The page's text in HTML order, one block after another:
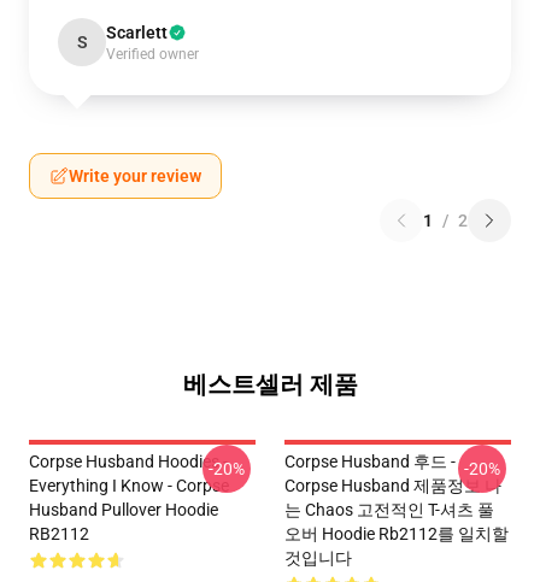
S Scarlett
Verified owner
Write your review
1 / 2
베스트셀러 제품
Corpse Husband Hoodies -
Everything I Know - Corpse
Husband Pullover Hoodie
RB2112
-20%
Corpse Husband 후드 -
Corpse Husband 제품정보 나
는 Chaos 고전적인 T-셔츠 풀
오버 Hoodie Rb2112를 일치할
것입니다
-20%